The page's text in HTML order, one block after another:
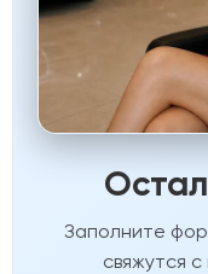
Заполните
свяжутся